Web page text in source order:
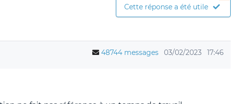
Cette réponse a été utile
48744 messages 03/02/2023 17:46